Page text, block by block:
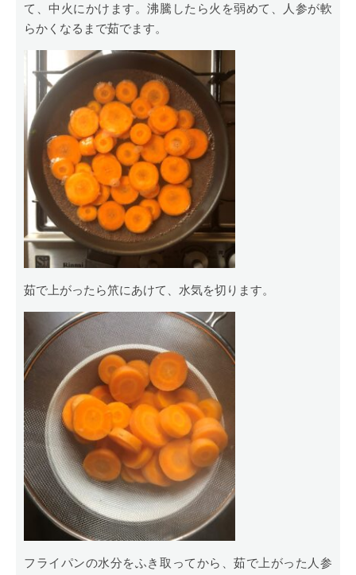
て、中火にかけます。沸騰したら火を弱めて、人参が軟
らかくなるまで茹でます。
茹で上がったら笊にあけて、水気を切ります。
フライパンの水分をふき取ってから、茹で上がった人参